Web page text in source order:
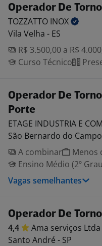
Operador De Torno
TOZZATTO INOX
Vila Velha - ES
R$ 3.500,00 a R$
Curso Técnico
Operador De
Porte
ETAGE INDUSTRIA E
São Bernardo do Campo
A combinar
Menos
Ensino Médio (2º
Vagas semelhantes
Operador De
4,4 Ama serviços Ltda
Santo André - SP